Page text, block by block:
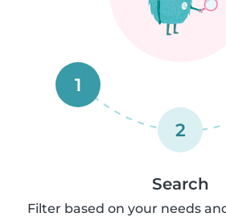
1
2
Search
Filter based on your needs